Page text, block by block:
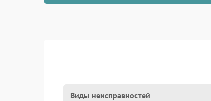
Виды неисправностей